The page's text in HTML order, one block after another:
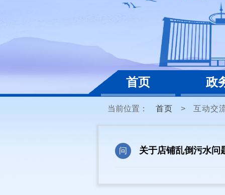
首页 政
当前位置： 首页 > 互动交
问 关于店铺乱倒污水问